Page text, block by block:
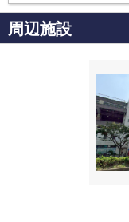
周辺施設